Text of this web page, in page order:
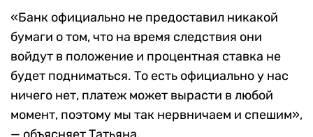
«Банк официально не предоставил никакой
бумаги о том, что на время следствия они
войдут в положение и процентная ставка не
будет подниматься. То есть официально у нас
ничего нет, платеж может вырасти в любой
момент, поэтому мы так нервничаем и спешим»,